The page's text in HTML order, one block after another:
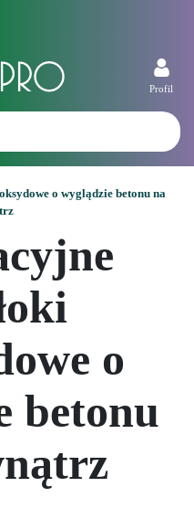
Profil
o wyglądzie betonu na
o
betonu